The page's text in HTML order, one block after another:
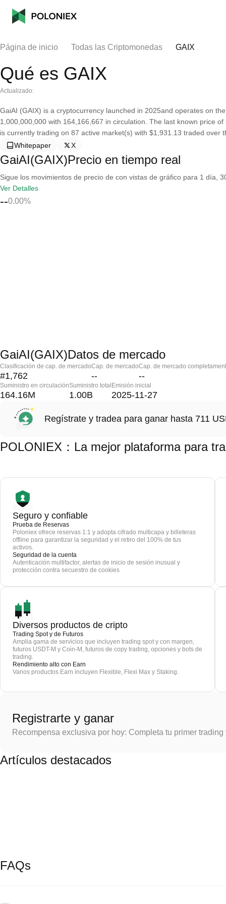
Página de inicio Todas las Criptomonedas GAIX
Qué es GAIX
Actualizado:
GaiAI (GAIX) is a cryptocurrency launched in 2025and operates on
1,000,000,000 with 164,166,667 in circulation. The last known price
is currently trading on 87 active market(s) with $1,931.13 traded
Whitepaper
X
GaiAI(GAIX)Precio en tiempo real
Sigue los movimientos de precio de con vistas de gráfico para 1 día,
Ver Detalles
--0.00%
GaiAI(GAIX)Datos de mercado
Clasificación de cap. de mercado
#1,762
Cap. de mercado
--
Cap. de mercado
--
Suministro en circulación
164.16M
Suministro total
1.00B
Emisión inicial
2025-11-27
Regístrate y tradea para ganar hasta 711
POLONIEX：La mejor plataforma para
Seguro y confiable
Prueba de Reservas
Poloniex ofrece reservas 1:1 y adopta cifrado multicapa y billeteras
offline para garantizar la seguridad y el retiro del 100% de tus
activos.
Seguridad de la cuenta
Autenticación multifactor, alertas de inicio de sesión inusual y
protección contra secuestro de cookies
Diversos productos de cripto
Trading Spot y de Futuros
Amplia gama de servicios que incluyen trading spot y con margen,
futuros USDT-M y Coin-M, futuros de copy trading, opciones y bots de
trading.
Rendimiento alto con Earn
Varios productos Earn incluyen Flexible, Flexi Max y Staking.
Registrarte y ganar
Recompensa exclusiva por hoy: Completa tu primer
Artículos destacados
FAQs